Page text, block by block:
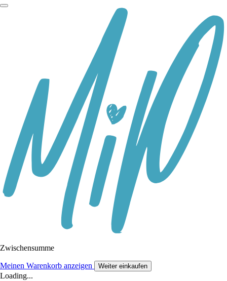
Zwischensumme
Meinen Warenkorb anzeigen Weiter einkaufen
Loading...